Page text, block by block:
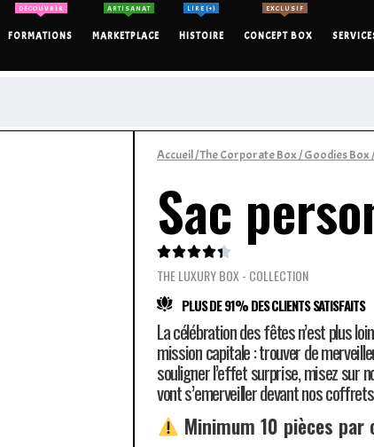
FORMATIONS
DÉCOUVRIR
MARKETPLACE
ARTISANAT
HISTOIRE
LIRE (+)
CONCEPT BOX
EXCLUSIF
Accueil/The Corporate Box/Goodies Box
Sac

THE LUXURY BOX - COLLECTION
PLUS DE 91% DES CLIENTS SATISFAITS
La célébration des fêtes n’est plus
mission capitale : trouver de
souligner l’effet surprise, misez sur
vont s’emerveiller devant nos
Minimum 10 pièces par